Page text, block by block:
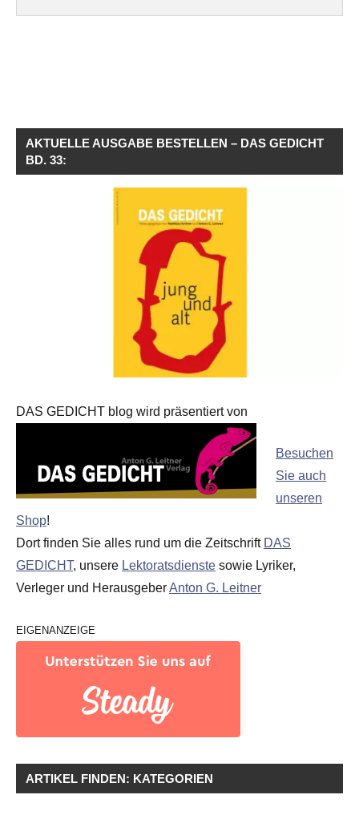
AKTUELLE AUSGABE BESTELLEN – DAS GEDICHT
BD. 33:
DAS GEDICHT blog wird präsentiert von
Besuchen
Sie auch
unseren
Shop!
Dort finden Sie alles rund um die Zeitschrift DAS
GEDICHT, unsere Lektoratsdienste sowie Lyriker,
Verleger und HerausgeberAnton G. Leitner
EIGENANZEIGE
ARTIKEL FINDEN: KATEGORIEN